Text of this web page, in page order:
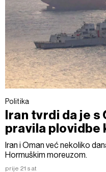
Politika
Iran tvrdi da je s
pravila plovidbe
Iran i Oman već nekoliko
Hormuškim moreuzom.
prije 21 sat